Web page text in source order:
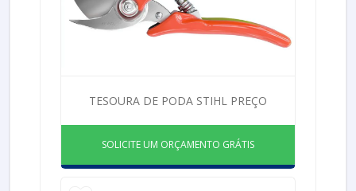
TESOURA DE PODA STIHL PREÇO
SOLICITE UM ORÇAMENTO GRÁTIS